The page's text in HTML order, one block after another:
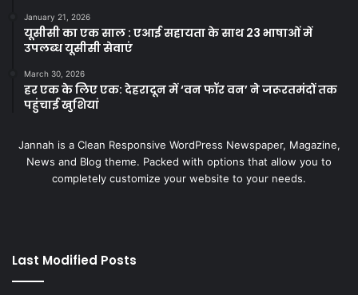
January 21, 2026
यूसीसी का एक साल : एआई सहायता के साथ 23 भाषाओं में
उपलब्ध यूसीसी सेवाएं
March 30, 2026
हर एक के लिए एक: देहरादून में ‘वन फॉर वन’ ने जरूरतमंदों तक
पहुंचाई खुशियां
Jannah is a Clean Responsive WordPress Newspaper, Magazine,
News and Blog theme. Packed with options that allow you to
completely customize your website to your needs.
Last Modified Posts